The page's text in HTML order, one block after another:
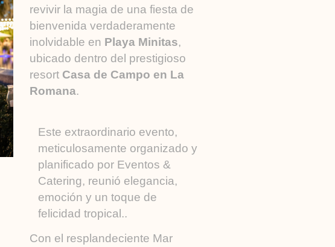
revivir la magia de una fiesta de
bienvenida verdaderamente
inolvidable en Playa Minitas,
ubicado dentro del prestigioso
resort Casa de Campo en La
Romana.
Este extraordinario evento,
meticulosamente organizado y
planificado por Eventos &
Catering, reunió elegancia,
emoción y un toque de
felicidad tropical..
Con el resplandeciente Mar